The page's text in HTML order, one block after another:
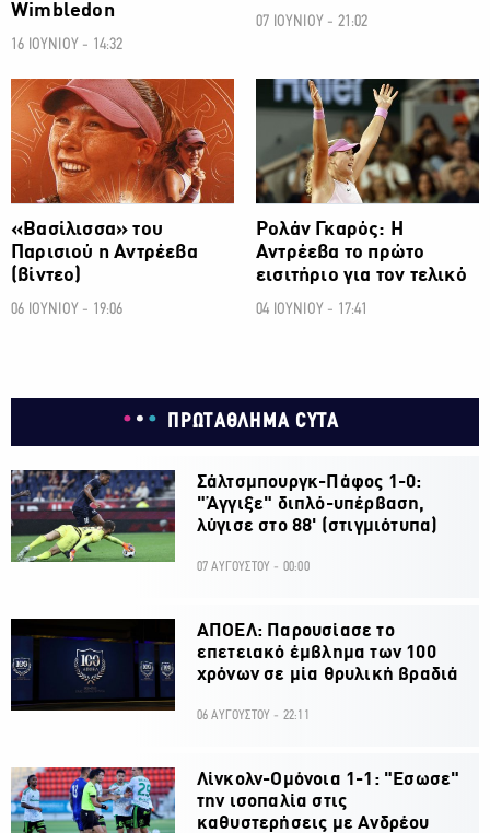
Wimbledon
16 ΙΟΥΝΙΟΥ - 14:32
07 ΙΟΥΝΙΟΥ - 21:02
ΑΛΛΑ ΣΠΟΡ
«Βασίλισσα» του
Παρισιού η Αντρέεβα
(βίντεο)
06 ΙΟΥΝΙΟΥ - 19:06
ΑΛΛΑ ΣΠΟΡ
Ρολάν Γκαρός: Η
Αντρέεβα το πρώτο
εισιτήριο για τον τελικό
04 ΙΟΥΝΙΟΥ - 17:41
ΠΡΩΤΑΘΛΗΜΑ CYTA
Σάλτσμπουργκ-Πάφος 1-0:
"Άγγιξε" διπλό-υπέρβαση,
λύγισε στο 88' (στιγμιότυπα)
07 ΑΥΓΟΥΣΤΟΥ - 00:00
ΑΠΟΕΛ: Παρουσίασε το
επετειακό έμβλημα των 100
χρόνων σε μία θρυλική βραδιά
06 ΑΥΓΟΥΣΤΟΥ - 22:11
Λίνκολν-Ομόνοια 1-1: "Εσωσε"
την ισοπαλία στις
καθυστερήσεις με Ανδρέου